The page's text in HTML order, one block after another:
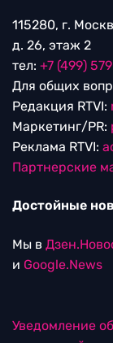
115280, г.
д. 26, этаж 2
тел: +7 (499)
Для общих
Редакция RTVI:
Маркетинг/PR:
Реклама RTVI:
Партнерские
Достойные
Мы в
и Google.News
Уведомление